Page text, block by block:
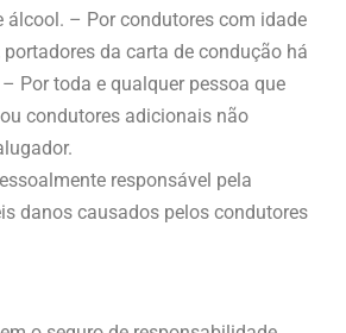
álcool. – Por condutores com idade
da carta de condução há
Por toda e qualquer pessoa que
condutores adicionais não
responsável pela
danos causados pelos condutores